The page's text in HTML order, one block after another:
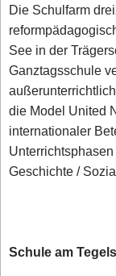
Die Schulfarm
See in der
Ganztagsschule
die Model United
internationaler
Geschichte /
Schule am